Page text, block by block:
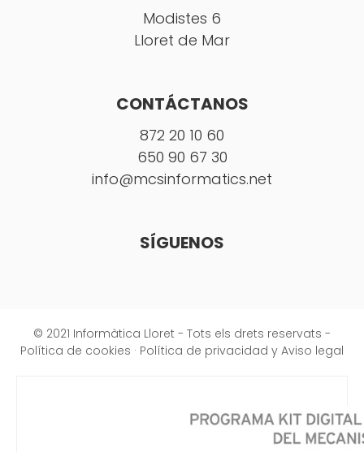
Modistes 6
Lloret de Mar
CONTÁCTANOS
872 20 10 60
650 90 67 30
info@mcsinformatics.net
SÍGUENOS
© 2021 Informàtica Lloret - Tots els drets reservats -
Política de cookies · Política de privacidad y Aviso legal